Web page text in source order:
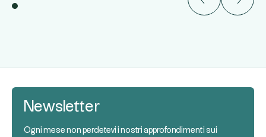
Newsletter
Ogni mese non perdetevi i nostri approfondimenti sui